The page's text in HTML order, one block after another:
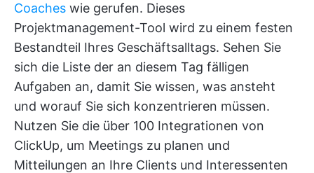
Coaches wie gerufen. Dieses
Projektmanagement-Tool wird zu einem festen
Bestandteil Ihres Geschäftsalltags. Sehen Sie
sich die Liste der an diesem Tag fälligen
Aufgaben an, damit Sie wissen, was ansteht
und worauf Sie sich konzentrieren müssen.
Nutzen Sie die über 100 Integrationen von
ClickUp, um Meetings zu planen und
Mitteilungen an Ihre Clients und Interessenten